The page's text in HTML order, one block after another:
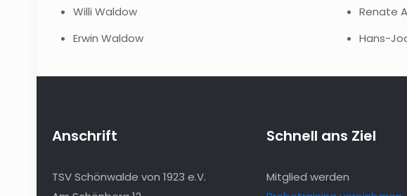
Willi Waldow
Erwin Waldow
Renate
Hans-
Anschrift
TSV Schönwalde von 1923 e.V.
Schnell ans Ziel
Mitglied werden